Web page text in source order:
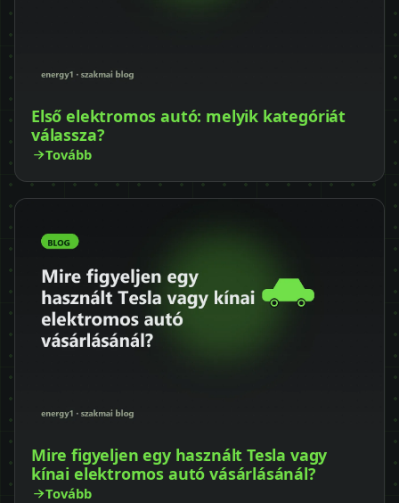
Első elektromos autó: melyik kategóriát
válassza?
Tovább
Mire figyeljen egy használt Tesla vagy
kínai elektromos autó vásárlásánál?
Tovább